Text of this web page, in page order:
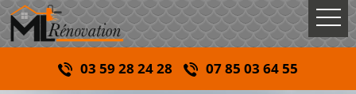
03 59 28 24 28 07 85 03 64 55